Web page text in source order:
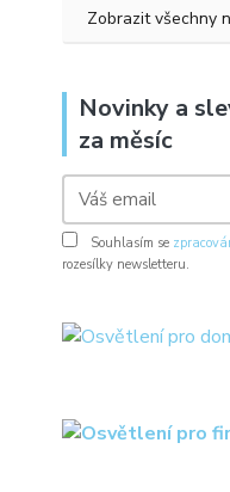
Zobrazit všechny
Novinky a
za měsíc
Souhlasím se
rozesílky newsletteru.